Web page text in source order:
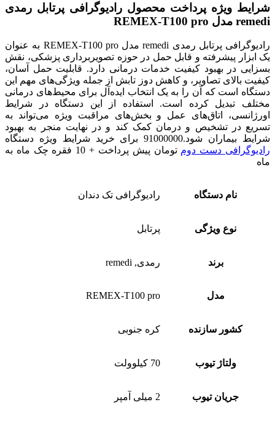
شرایط ویژه پرداخت محصول رادیوگرافی پرتابل رمدی
remedi مدل REMEX-T100 pro
رادیوگرافی پرتابل رمدی remedi مدل REMEX-T100 pro به عنوان
یک ابزار پیشرفته و قابل حمل در حوزه تصویربرداری پزشکی، نقش
بسزایی در بهبود کیفیت خدمات درمانی دارد. قابلیت حمل آسان،
کیفیت بالای تصاویر، و کاهش دوز تابش از جمله ویژگی‌های مهم این
دستگاه است که آن را به یک انتخاب ایده‌آل برای محیط‌های درمانی
مختلف تبدیل کرده است. استفاده از این دستگاه در شرایط
اورژانسی، اتاق‌های عمل و بخش‌های مراقبت ویژه می‌تواند به
تسریع در تشخیص و درمان کمک کند و در نهایت منجر به بهبود
شرایط بیماران شود.91000000 برای خرید شرایط ویژه دستگاه
رادیوگرافی دست دوم
تومان پیش پرداخت + 10 فقره چک ماه به
ماه
نام دستگاه رادیوگرافی تک دندان
نوع ویژگی پرتابل
برند رمدی, remedi
مدل REMEX-T100 pro
کشور سازنده کره جنوبی
ولتاژ تیوب 70 کیلوولت
جریان تیوب 2 میلی آمپر